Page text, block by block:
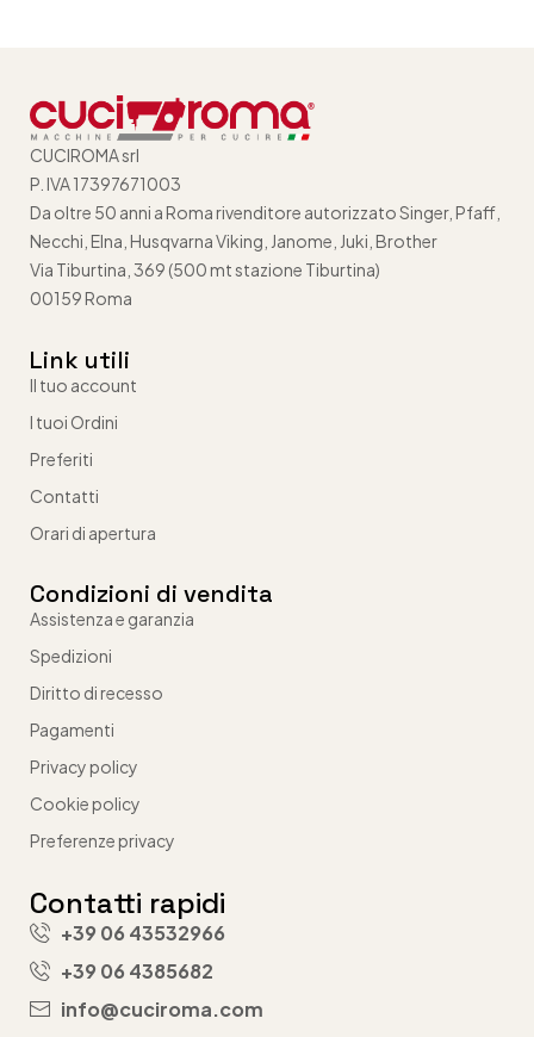
CUCIROMA srl
P. IVA 17397671003
Da oltre 50 anni a Roma rivenditore autorizzato Singer, Pfaff,
Necchi, Elna, Husqvarna Viking, Janome, Juki, Brother
Via Tiburtina, 369 (500 mt stazione Tiburtina)
00159 Roma
Link utili
Il tuo account
I tuoi Ordini
Preferiti
Contatti
Orari di apertura
Condizioni di vendita
Assistenza e garanzia
Spedizioni
Diritto di recesso
Pagamenti
Privacy policy
Cookie policy
Preferenze privacy
Contatti rapidi
+39 06 43532966
+39 06 4385682
info@cuciroma.com